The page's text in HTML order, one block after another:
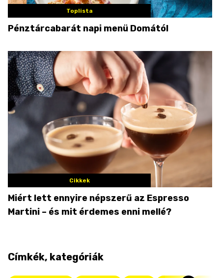
Toplista
Pénztárcabarát napi menü Domától
Cikkek
Miért lett ennyire népszerű az Espresso
Martini – és mit érdemes enni mellé?
Címkék, kategóriák